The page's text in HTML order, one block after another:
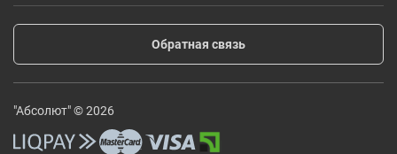
Обратная связь
"Абсолют" © 2026